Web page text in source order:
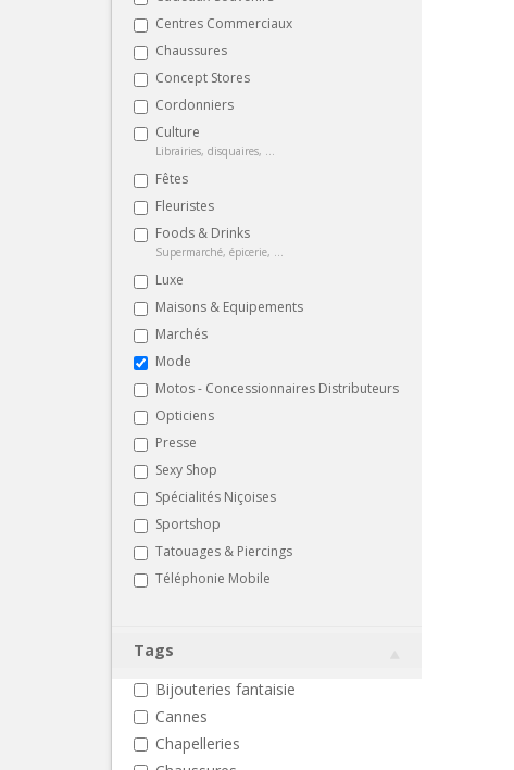
Centres Commerciaux
Chaussures
Concept Stores
Cordonniers
Culture
Librairies, disquaires, ...
Fêtes
Fleuristes
Foods & Drinks
Supermarché, épicerie, ...
Luxe
Maisons & Equipements
Marchés
Mode
Motos - Concessionnaires Distributeurs
Opticiens
Presse
Sexy Shop
Spécialités Niçoises
Sportshop
Tatouages & Piercings
Téléphonie Mobile
Tags
Bijouteries fantaisie
Cannes
Chapelleries